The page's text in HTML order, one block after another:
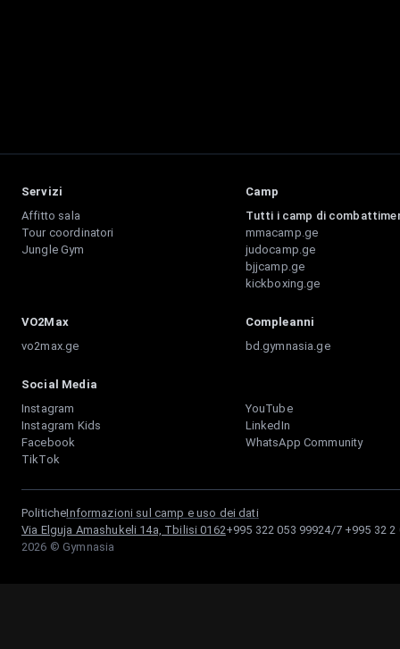
Servizi
Affitto sala
Tour coordinatori
Jungle Gym
Camp
Tutti i camp di
mmacamp.ge
judocamp.ge
bjjcamp.ge
kickboxing.ge
VO2Max
vo2max.ge
Compleanni
bd.gymnasia.ge
Social Media
Instagram
Instagram Kids
Facebook
TikTok
YouTube
LinkedIn
WhatsApp Community
PoliticheInformazioni sul camp e uso dei dati
Via Elguja Amashukeli 14a, Tbilisi 0162+995 322 053 99924/7 +995 32 2
2026 © Gymnasia